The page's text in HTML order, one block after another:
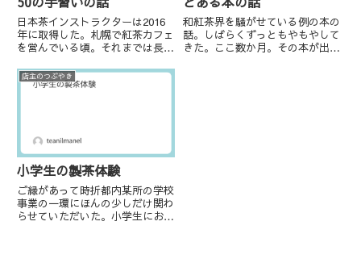
日本茶インストラクターは2016
年に取得した。札幌で紅茶カフェ
を営んでいる頃。それまでは長ら
方面への視野が広がったのは日本
茶インストラクターを取得してか
和紅茶界を騒がせている例の本の
話。しばらくずっともやもやして
きた。ここ数か月。その本が出版
店主のつぶやき
小学生の製茶体験
ご縁があって時折都内某所の学校
事業の一環にほんの少しだけ関わ
らせていただいた。小学生にお茶